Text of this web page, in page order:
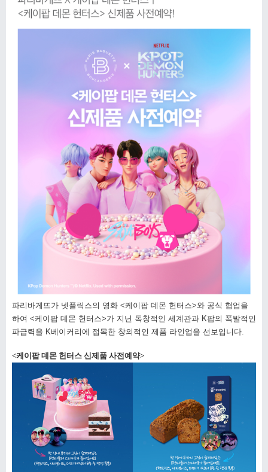
파리바게뜨가 넷플릭스의 영화 <케이팝 데몬 헌터스>와 공식 협업을
하여 <케이팝 데몬 헌터스>가 지닌 독창적인 세계관과 K팝의 폭발적인
파급력을 K베이커리에 접목한 창의적인 제품 라인업을 선보입니다.
<케이팝 데몬 헌터스 신제품 사전예약>